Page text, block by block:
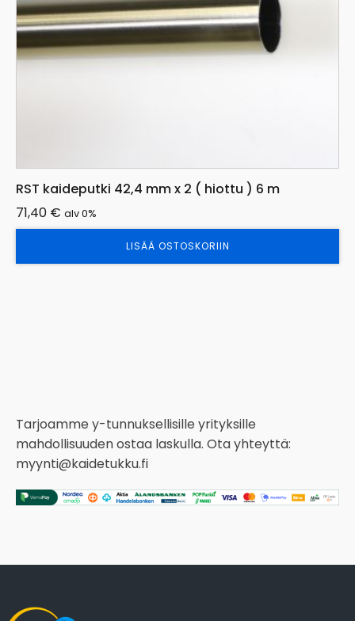
RST kaideputki 42,4 mm x 2 ( hiottu ) 6 m
71,40 € alv 0%
LISÄÄ OSTOSKORIIN
Tarjoamme y-tunnuksellisille yrityksille
mahdollisuuden ostaa laskulla. Ota yhteyttä:
myynti@kaidetukku.fi